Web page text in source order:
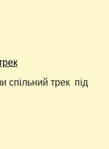
спільний трек під